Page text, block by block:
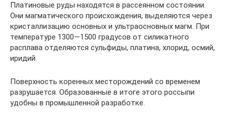
Платиновые руды находятся в рассеянном состоянии.
Они магматического происхождения, выделяются через
кристаллизацию основных и ультраосновных магм. При
температуре 1300—1500 градусов от силикатного
расплава отделяются сульфиды, платина, хлорид, осмий,
иридий.
Поверхность коренных месторождений со временем
разрушается. Образованные в итоге этого россыпи
удобны в промышленной разработке.